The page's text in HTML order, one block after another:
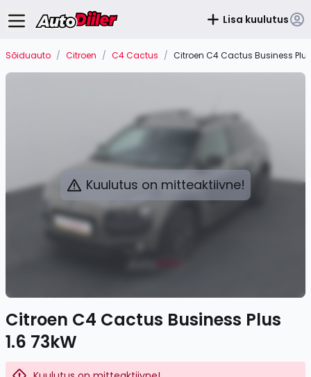
Lisa kuulutus
Sõiduauto / Citroen / C4 Cactus / Citroen C4 Cactus Business Plus
Kuulutus on mitteaktiivne!
Citroen C4 Cactus Business Plus
1.6 73kW